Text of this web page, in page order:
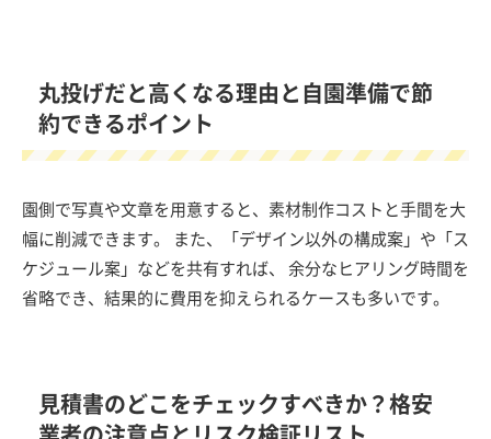
丸投げだと高くなる理由と自園準備で節
約できるポイント
園側で写真や文章を用意すると、素材制作コストと手間を大
幅に削減できます。 また、「デザイン以外の構成案」や「ス
ケジュール案」などを共有すれば、 余分なヒアリング時間を
省略でき、結果的に費用を抑えられるケースも多いです。
見積書のどこをチェックすべきか？格安